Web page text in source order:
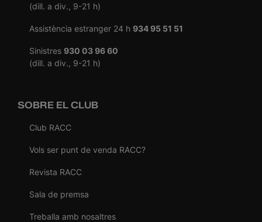
(dill. a div., 9-21 h)
Assistència estranger 24 h 934 95 51 51
Sinistres 930 03 96 60
(dill. a div., 9-21 h)
SOBRE EL CLUB
Club RACC
Vols ser punt de venda RACC?
Revista RACC
Sala de premsa
Treballa amb nosaltres